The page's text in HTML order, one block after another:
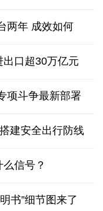
两年 成效如何
口超30万亿元
项斗争最新部署
建安全出行防线
信号？
书”细节图来了